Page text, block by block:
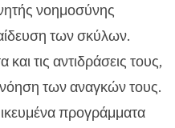
νοημοσύνης
των σκύλων.
τις αντιδράσεις τους,
των αναγκών τους.
προγράμματα